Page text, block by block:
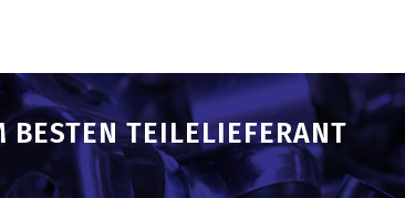
TEILELIEFERANT